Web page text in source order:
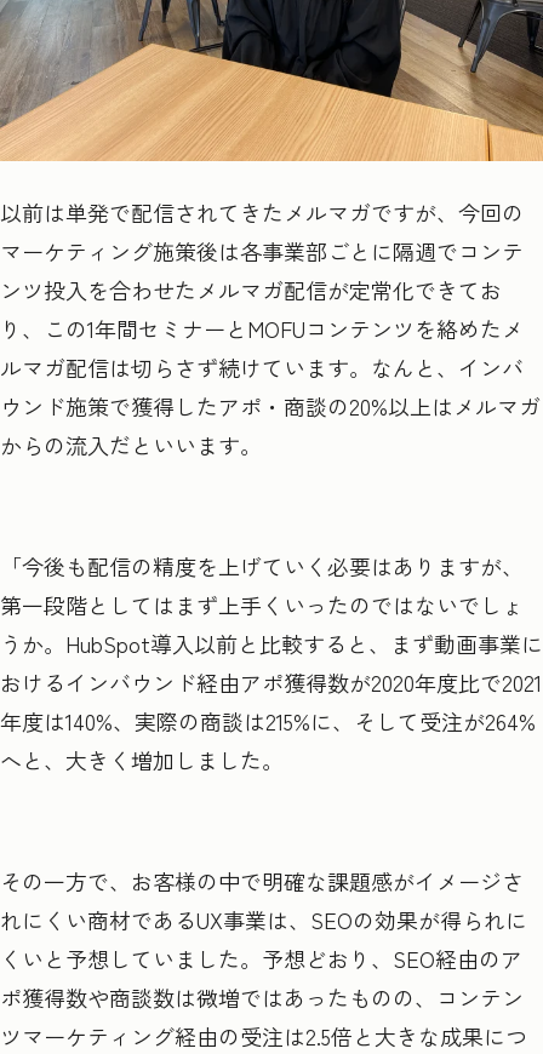
以前は単発で配信されてきたメルマガですが、今回の
マーケティング施策後は各事業部ごとに隔週でコンテ
ンツ投入を合わせたメルマガ配信が定常化できてお
り、この1年間セミナーとMOFUコンテンツを絡めたメ
ルマガ配信は切らさず続けています。なんと、インバ
ウンド施策で獲得したアポ・商談の20%以上はメルマガ
からの流入だといいます。
「今後も配信の精度を上げていく必要はありますが、
第一段階としてはまず上手くいったのではないでしょ
うか。HubSpot導入以前と比較すると、まず動画事業に
おけるインバウンド経由アポ獲得数が2020年度比で2021
年度は140%、実際の商談は215%に、そして受注が264%
へと、大きく増加しました。
その一方で、お客様の中で明確な課題感がイメージさ
れにくい商材であるUX事業は、SEOの効果が得られに
くいと予想していました。予想どおり、SEO経由のア
ポ獲得数や商談数は微増ではあったものの、コンテン
ツマーケティング経由の受注は2.5倍と大きな成果につ